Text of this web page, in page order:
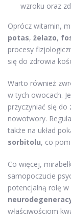
wzroku oraz
Oprócz witamin,
potas, żelazo,
procesy
się do zdrowia
Warto również
w tych owocach.
przyczyniać się
nowotwory.
także na układ
sorbitolu, co
Co więcej,
samopoczucie
potencjalną rolę
właściwościom